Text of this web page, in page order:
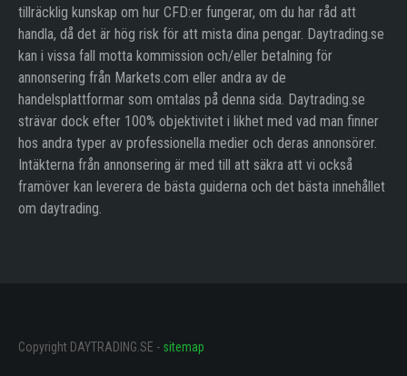
tillräcklig kunskap om hur CFD:er fungerar, om du har råd att
handla, då det är hög risk för att mista dina pengar. Daytrading.se
kan i vissa fall motta kommission och/eller betalning för
annonsering från Markets.com eller andra av de
handelsplattformar som omtalas på denna sida. Daytrading.se
strävar dock efter 100% objektivitet i likhet med vad man finner
hos andra typer av professionella medier och deras annonsörer.
Intäkterna från annonsering är med till att säkra att vi också
framöver kan leverera de bästa guiderna och det bästa innehållet
om daytrading.
Copyright DAYTRADING.SE - sitemap